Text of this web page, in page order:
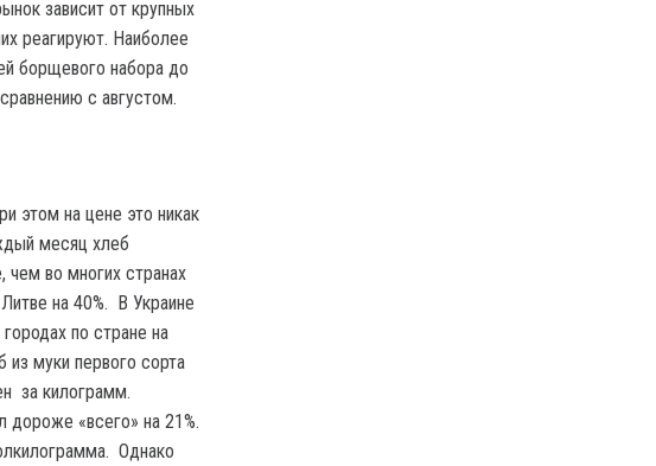
зависит от крупных
реагируют. Наиболее
борщевого набора до
с августом.
этом на цене это никак
месяц хлеб
во многих странах
на 40%. В Украине
по стране на
из муки первого сорта
за килограмм.
дороже «всего» на 21%.
Однако